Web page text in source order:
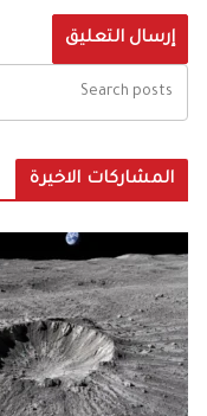
المشاركات الاخيرة